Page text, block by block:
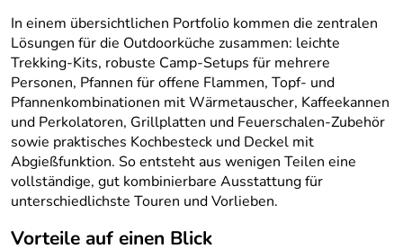
In einem übersichtlichen Portfolio kommen die zentralen
Lösungen für die Outdoorküche zusammen: leichte
Trekking-Kits, robuste Camp-Setups für mehrere
Personen, Pfannen für offene Flammen, Topf‑ und
Pfannenkombinationen mit Wärmetauscher, Kaffeekannen
und Perkolatoren, Grillplatten und Feuerschalen‑Zubehör
sowie praktisches Kochbesteck und Deckel mit
Abgießfunktion. So entsteht aus wenigen Teilen eine
vollständige, gut kombinierbare Ausstattung für
unterschiedlichste Touren und Vorlieben.
Vorteile auf einen Blick